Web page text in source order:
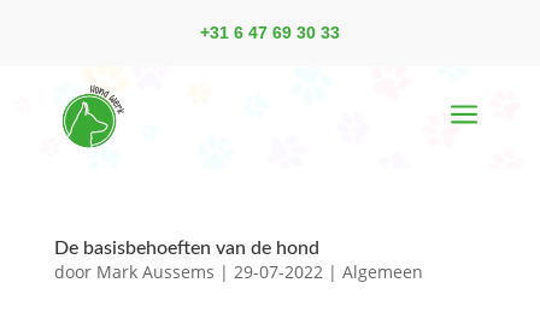
+31 6 47 69 30 33
a
De basisbehoeften van de hond
door Mark Aussems | 29-07-2022| Algemeen